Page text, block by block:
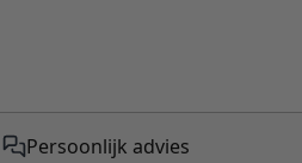
Persoonlijk advies